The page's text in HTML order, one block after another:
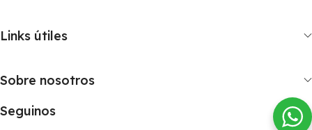
Links útiles
Sobre nosotros
Seguinos